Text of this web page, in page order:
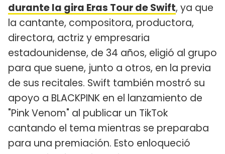
durante la gira Eras Tour de Swift, ya que
la cantante, compositora, productora,
directora, actriz y empresaria
estadounidense, de 34 años, eligió al grupo
para que suene, junto a otros, en la previa
de sus recitales. Swift también mostró su
apoyo a BLACKPINK en el lanzamiento de
"Pink Venom" al publicar un TikTok
cantando el tema mientras se preparaba
para una premiación. Esto enloqueció